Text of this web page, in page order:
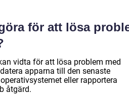
för att lösa
vidta för att lösa problem med
apparna till den senaste
eller rapportera
åtgärd.